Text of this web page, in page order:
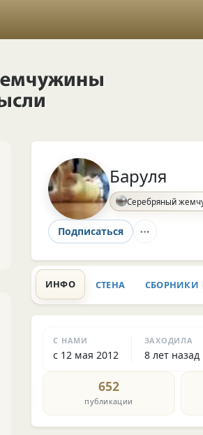
Баруля
Серебряный
Подписаться
ИНФО СТЕНА СБОРНИКИ
С НАМИ
с 12 мая 2012
ЗАХОДИЛА
8 лет назад
652
публикации